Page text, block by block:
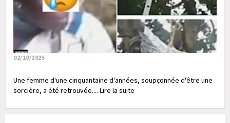
02/10/2025
Une femme d'une cinquantaine d'années, soupçonnée d'être une
sorcière, a été retrouvée.... Lire la suite